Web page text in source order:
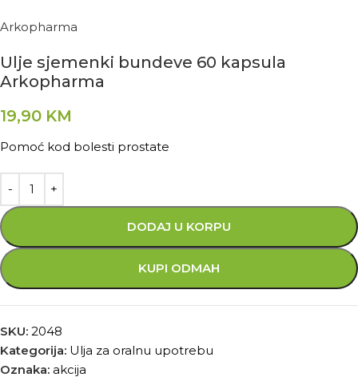
Arkopharma
Ulje sjemenki bundeve 60 kapsula
Arkopharma
19,90 KM
Pomoć kod bolesti prostate
DODAJ U KORPU
KUPI ODMAH
SKU: 2048
Kategorija: Ulja za oralnu upotrebu
Oznaka: akcija